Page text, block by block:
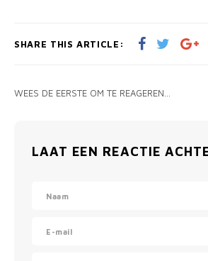
SHARE THIS ARTICLE:
WEES DE EERSTE OM TE REAGEREN...
LAAT EEN REACTIE